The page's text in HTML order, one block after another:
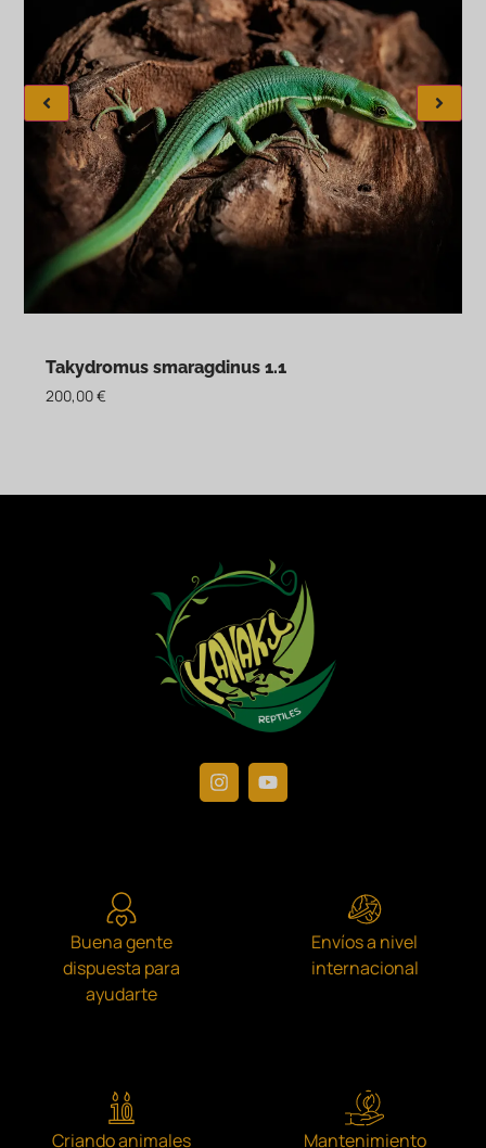
Takydromus smaragdinus 1.1
200,00€
Buena gente
dispuesta para
ayudarte
Envíos a nivel
internacional
Criando animales Mantenimiento